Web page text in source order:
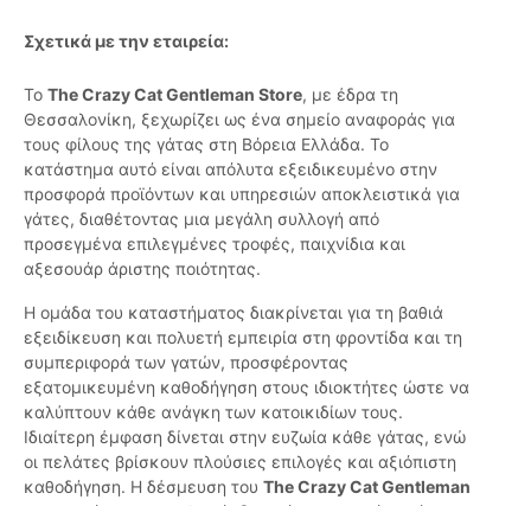
Σχετικά με την εταιρεία:
Το The Crazy Cat Gentleman Store, με έδρα τη
Θεσσαλονίκη, ξεχωρίζει ως ένα σημείο αναφοράς για
τους φίλους της γάτας στη Βόρεια Ελλάδα. Το
κατάστημα αυτό είναι απόλυτα εξειδικευμένο στην
προσφορά προϊόντων και υπηρεσιών αποκλειστικά για
γάτες, διαθέτοντας μια μεγάλη συλλογή από
προσεγμένα επιλεγμένες τροφές, παιχνίδια και
αξεσουάρ άριστης ποιότητας.
Η ομάδα του καταστήματος διακρίνεται για τη βαθιά
εξειδίκευση και πολυετή εμπειρία στη φροντίδα και τη
συμπεριφορά των γατών, προσφέροντας
εξατομικευμένη καθοδήγηση στους ιδιοκτήτες ώστε να
καλύπτουν κάθε ανάγκη των κατοικιδίων τους.
Ιδιαίτερη έμφαση δίνεται στην ευζωία κάθε γάτας, ενώ
οι πελάτες βρίσκουν πλούσιες επιλογές και αξιόπιστη
καθοδήγηση. Η δέσμευση του The Crazy Cat Gentleman